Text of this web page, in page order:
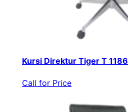
Kursi Direktur Tiger T 1186
Call for Price